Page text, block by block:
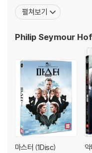
마스 앤더슨 감독의 <펀치
각본을 써서 왈도 살트 각
모스트 페이머스>, 조엘
펼쳐보기
Philip Seymour
마스터 (1Disc)